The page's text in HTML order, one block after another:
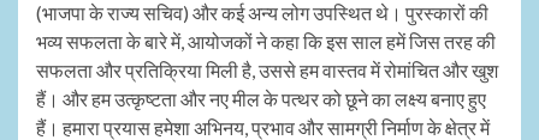
(भाजपा के राज्य सचिव) और कई अन्य लोग उपस्थित थे। पुरस्कारों की
भव्य सफलता के बारे में, आयोजकों ने कहा कि इस साल हमें जिस तरह की
सफलता और प्रतिक्रिया मिली है, उससे हम वास्तव में रोमांचित और खुश
हैं। और हम उत्कृष्टता और नए मील के पत्थर को छूने का लक्ष्य बनाए हुए
हैं। हमारा प्रयास हमेशा अभिनय, प्रभाव और सामग्री निर्माण के क्षेत्र में